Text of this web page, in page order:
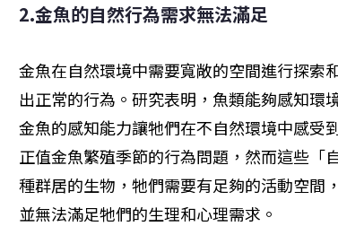
2.金魚的自然行為需求無法滿足
金魚在自然環境中需要寬敞的空間進行探索
出正常的行為。研究表明，魚類能夠感知環
金魚的感知能力讓牠們在不自然環境中感受
正值金魚繁殖季節的行為問題，然而這些「
種群居的生物，牠們需要有足夠的活動空間
並無法滿足牠們的生理和心理需求。